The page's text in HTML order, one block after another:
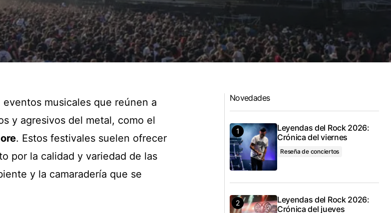
eventos musicales que reúnen a
y agresivos del metal, como el
. Estos festivales suelen ofrecer
por la calidad y variedad de las
y la camaradería que se
Novedades
Leyendas del Rock 2026:
Crónica del viernes
Reseña de conciertos
Leyendas del Rock 2026:
Crónica del jueves